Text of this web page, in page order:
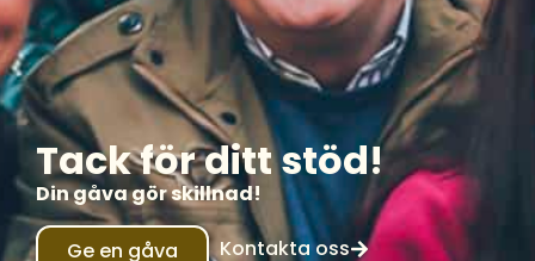
Tack för ditt stöd!
Din gåva gör skillnad!
Ge en gåva Kontakta oss